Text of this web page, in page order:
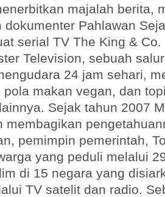
majalah berita,
dokumenter Pahlawan
serial TV The King &
Television, sebuah
24 jam sehari,
makan vegan, dan
Sejak tahun 2007
membagikan
pemimpin pemerintah,
yang peduli melalui
di 15 negara yang
TV satelit dan radio.